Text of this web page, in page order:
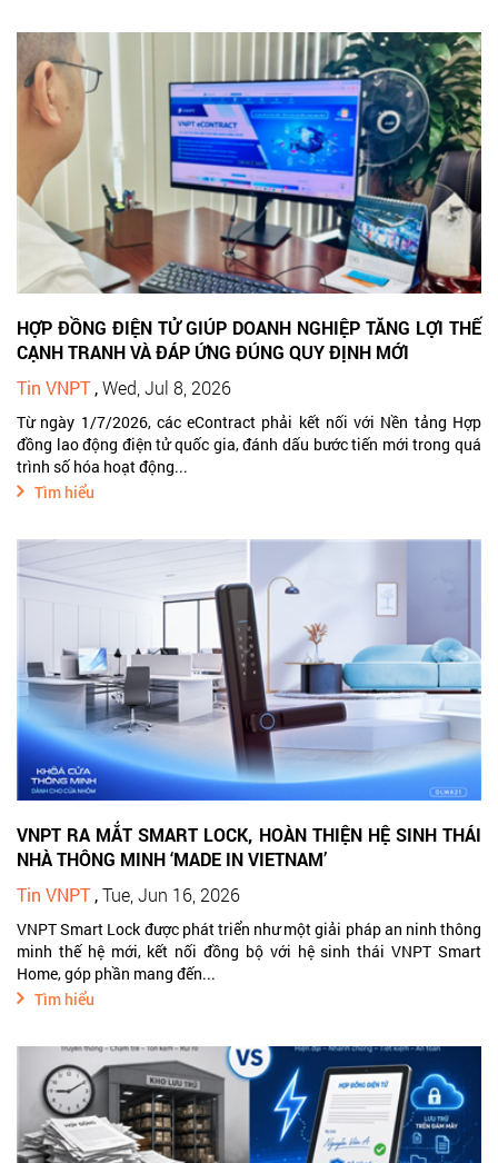
HỢP ĐỒNG ĐIỆN TỬ GIÚP DOANH NGHIỆP TĂNG LỢI THẾ
CẠNH TRANH VÀ ĐÁP ỨNG ĐÚNG QUY ĐỊNH MỚI
Tin VNPT ,Wed, Jul 8, 2026
Từ ngày 1/7/2026, các eContract phải kết nối với Nền tảng Hợp
đồng lao động điện tử quốc gia, đánh dấu bước tiến mới trong quá
trình số hóa hoạt động...
Tìm hiểu
VNPT RA MẮT SMART LOCK, HOÀN THIỆN HỆ SINH THÁI
NHÀ THÔNG MINH ‘MADE IN VIETNAM’
Tin VNPT,Tue, Jun 16, 2026
VNPT Smart Lock được phát triển như một giải pháp an ninh thông
minh thế hệ mới, kết nối đồng bộ với hệ sinh thái VNPT Smart
Home, góp phần mang đến...
Tìm hiểu